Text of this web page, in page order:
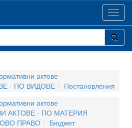
актове
- ПО ВИДОВЕ
Постановления
актове
АКТОВЕ - ПО МАТЕРИЯ
ПРАВО
Бюджет